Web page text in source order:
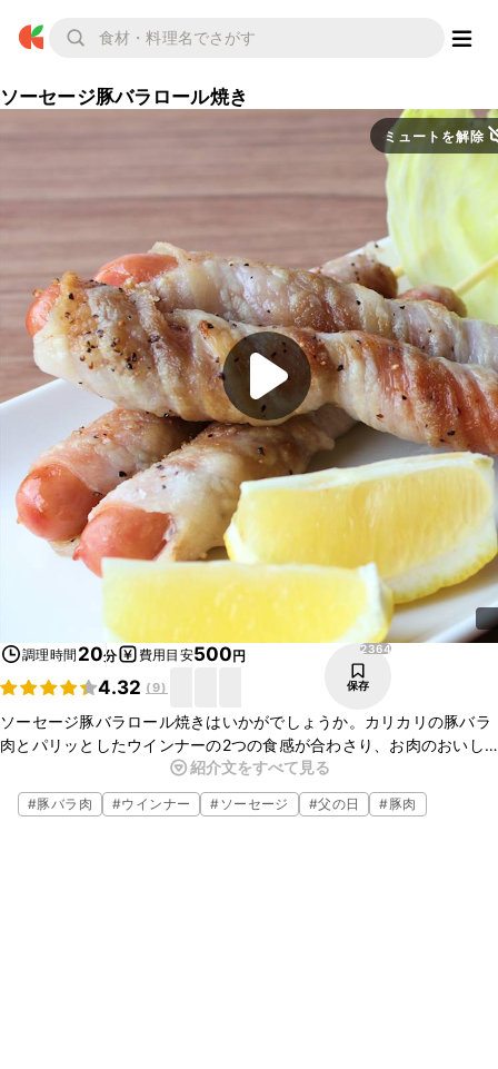
ソーセージ豚バラロール焼き
ミュートを解除
調理時間 20分 費用目安500円
4.32 (9)
2364
保存
ソーセージ豚バラロール焼きはいかがでしょうか。カリカリの豚バラ
肉とパリッとしたウインナーの2つの食感が合わさり、お肉のおいし
さが存分に味わえます。簡単に作れるので、ぜひお試しくださいね。
紹介文をすべて見る
#豚バラ肉 #ウインナー #ソーセージ #父の日 #豚肉